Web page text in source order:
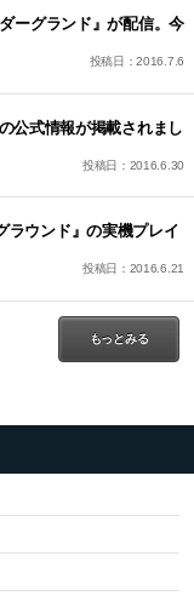
ーグランド』が配信。今
投稿日：2016.7.6
公式情報が掲載されまし
投稿日：2016.6.30
ラウンド』の実機プレイ
投稿日：2016.6.21
もっとみる